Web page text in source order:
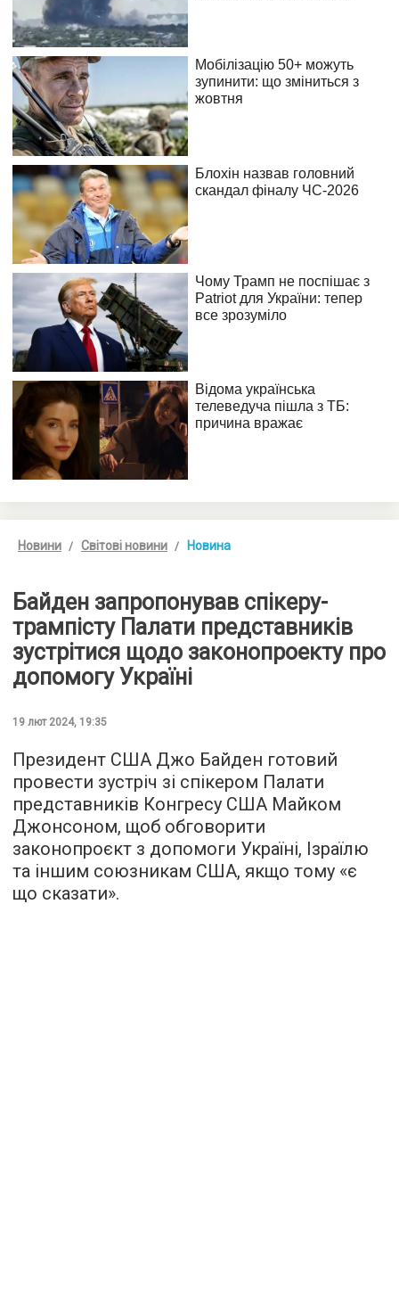
Новини Світові новини Новина
Байден запропонував спікеру-
трампісту Палати представників
зустрітися щодо законопроекту про
допомогу Україні
19 лют 2024, 19:35
Президент США Джо Байден готовий
провести зустріч зі спікером Палати
представників Конгресу США Майком
Джонсоном, щоб обговорити
законопроєкт з допомоги Україні, Ізраїлю
та іншим союзникам США, якщо тому «є
що сказати».